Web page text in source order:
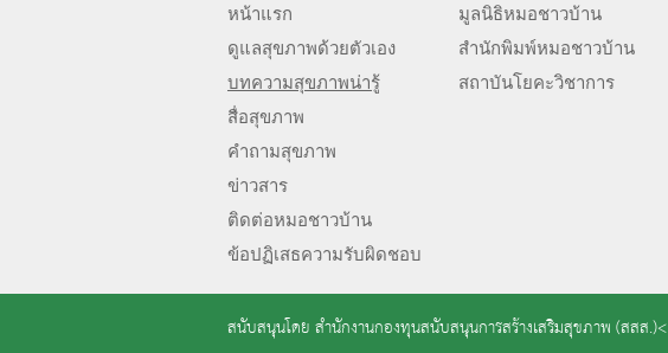
หน้าแรก
ดูแลสุขภาพด้วยตัวเอง
บทความสุขภาพน่ารู้
สื่อสุขภาพ
คำถามสุขภาพ
ข่าวสาร
ติดต่อหมอชาวบ้าน
ข้อปฏิเสธความรับผิดชอบ
มูลนิธิหมอชาวบ้าน
สำนักพิมพ์หมอชาวบ้าน
สถาบันโยคะวิชาการ
สนับสนุนโดย สำนักงานกองทุนสนับสนุนการสร้างเสริมสุขภาพ (สสส.)<